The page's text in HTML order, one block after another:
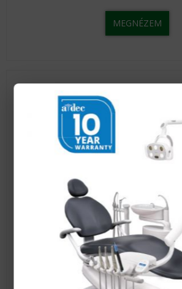
MEGNÉZEM
Modeling Liquid
MEGNÉZEM